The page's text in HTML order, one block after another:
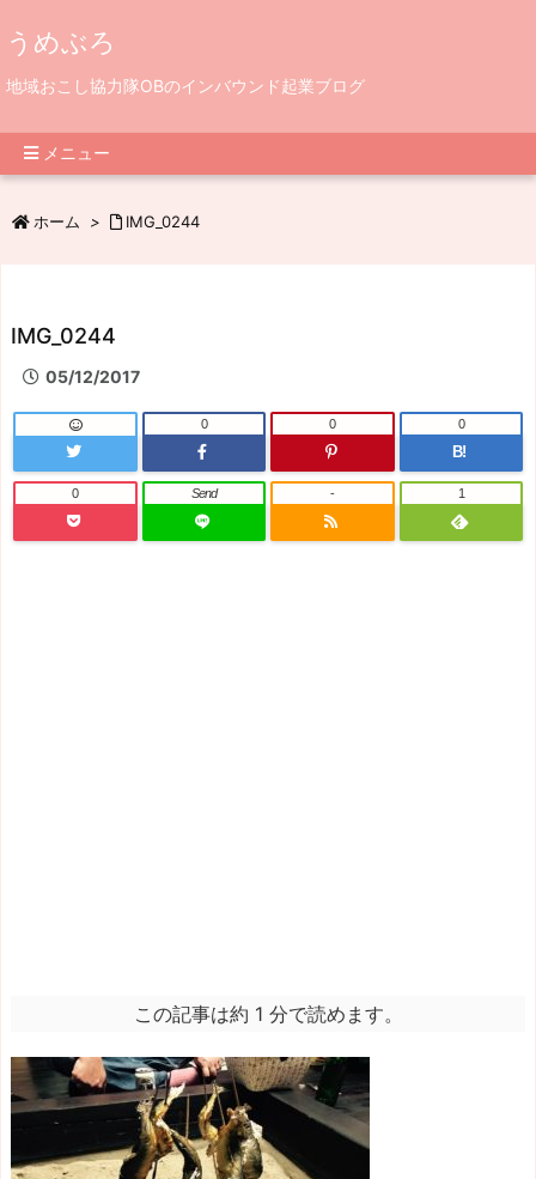
うめぶろ
地域おこし協力隊OBのインバウンド起業ブログ
メニュー
ホーム > IMG_0244
IMG_0244
05/12/2017
0 0
B!
0
0 Send - 1
この記事は約 1 分で読めます。